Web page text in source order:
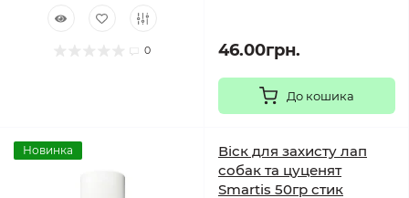
0 46.00грн.
До кошика
Новинка
Віск для захисту лап
собак та цуценят
Smartis 50гр стик